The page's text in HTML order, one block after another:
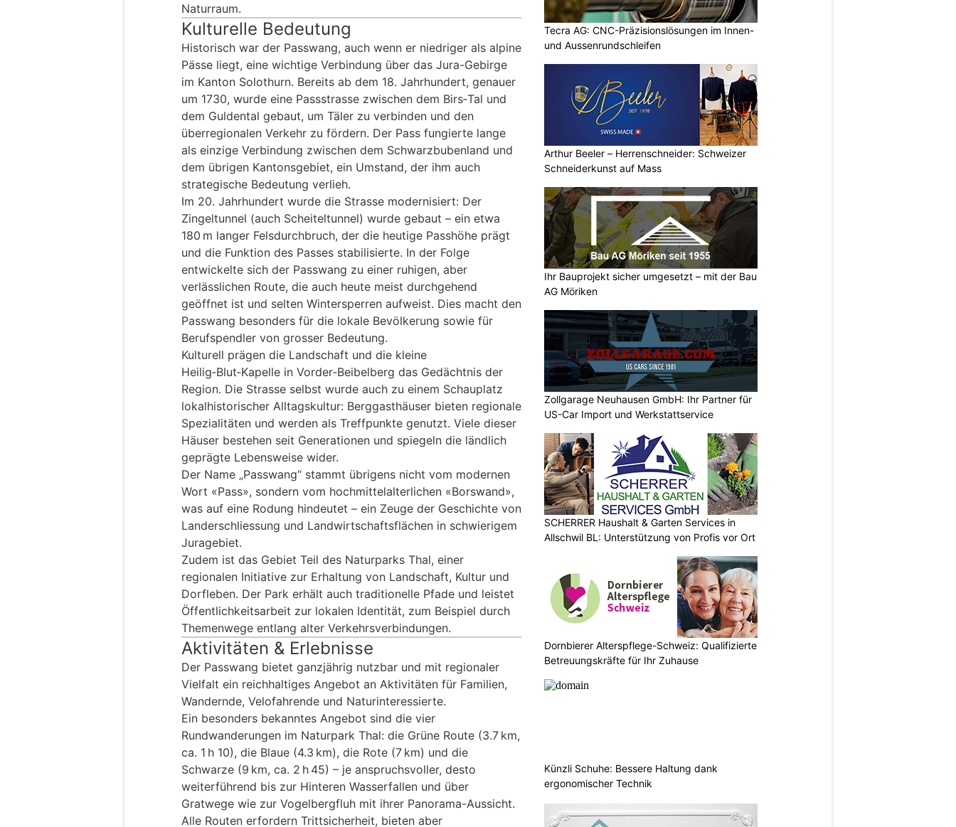
Naturraum.
Kulturelle Bedeutung
Historisch war der Passwang, auch wenn er niedriger als alpine
Pässe liegt, eine wichtige Verbindung über das Jura-Gebirge
im Kanton Solothurn. Bereits ab dem 18. Jahrhundert, genauer
um 1730, wurde eine Passstrasse zwischen dem Birs‑Tal und
dem Guldental gebaut, um Täler zu verbinden und den
überregionalen Verkehr zu fördern. Der Pass fungierte lange
als einzige Verbindung zwischen dem Schwarzbubenland und
dem übrigen Kantonsgebiet, ein Umstand, der ihm auch
strategische Bedeutung verlieh.
Im 20. Jahrhundert wurde die Strasse modernisiert: Der
Zingeltunnel (auch Scheiteltunnel) wurde gebaut – ein etwa
180 m langer Felsdurchbruch, der die heutige Passhöhe prägt
und die Funktion des Passes stabilisierte. In der Folge
entwickelte sich der Passwang zu einer ruhigen, aber
verlässlichen Route, die auch heute meist durchgehend
geöffnet ist und selten Wintersperren aufweist. Dies macht den
Passwang besonders für die lokale Bevölkerung sowie für
Berufspendler von grosser Bedeutung.
Kulturell prägen die Landschaft und die kleine
Heilig‑Blut‑Kapelle in Vorder‑Beibelberg das Gedächtnis der
Region. Die Strasse selbst wurde auch zu einem Schauplatz
lokalhistorischer Alltagskultur: Berggasthäuser bieten regionale
Spezialitäten und werden als Treffpunkte genutzt. Viele dieser
Häuser bestehen seit Generationen und spiegeln die ländlich
geprägte Lebensweise wider.
Der Name „Passwang“ stammt übrigens nicht vom modernen
Wort «Pass», sondern vom hochmittelalterlichen «Borswand»,
was auf eine Rodung hindeutet – ein Zeuge der Geschichte von
Landerschliessung und Landwirtschaftsflächen in schwierigem
Juragebiet.
Zudem ist das Gebiet Teil des Naturparks Thal, einer
regionalen Initiative zur Erhaltung von Landschaft, Kultur und
Dorfleben. Der Park erhält auch traditionelle Pfade und leistet
Öffentlichkeitsarbeit zur lokalen Identität, zum Beispiel durch
Themenwege entlang alter Verkehrsverbindungen.
Aktivitäten & Erlebnisse
Der Passwang bietet ganzjährig nutzbar und mit regionaler
Vielfalt ein reichhaltiges Angebot an Aktivitäten für Familien,
Wandernde, Velofahrende und Naturinteressierte.
Ein besonders bekanntes Angebot sind die vier
Rundwanderungen im Naturpark Thal: die Grüne Route (3.7 km,
ca. 1 h 10), die Blaue (4.3 km), die Rote (7 km) und die
Schwarze (9 km, ca. 2 h 45) – je anspruchsvoller, desto
weiterführend bis zur Hinteren Wasserfallen und über
Gratwege wie zur Vogelbergfluh mit ihrer Panorama-Aussicht.
Alle Routen erfordern Trittsicherheit, bieten aber
Tecra AG: CNC-Präzisionslösungen im Innen-
und Aussenrundschleifen
Arthur Beeler – Herrenschneider: Schweizer
Schneiderkunst auf Mass
Ihr Bauprojekt sicher umgesetzt – mit der Bau
AG Möriken
Zollgarage Neuhausen GmbH: Ihr Partner für
US-Car Import und Werkstattservice
SCHERRER Haushalt & Garten Services in
Allschwil BL: Unterstützung von Profis vor Ort
Dornbierer Alterspflege-Schweiz: Qualifizierte
Betreuungskräfte für Ihr Zuhause
Künzli Schuhe: Bessere Haltung dank
ergonomischer Technik